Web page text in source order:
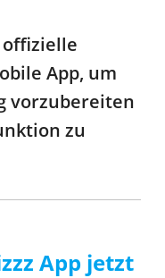
App, um
vorzubereiten
zu
App jetzt